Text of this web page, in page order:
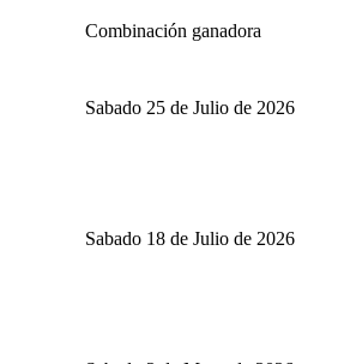
Combinación ganadora
Sabado 25 de Julio de 2026
Sabado 18 de Julio de 2026